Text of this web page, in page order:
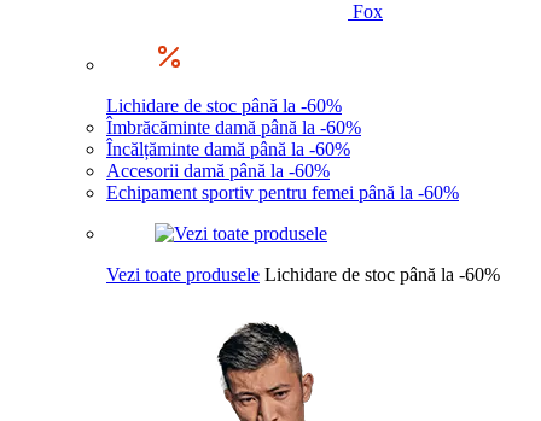
Fox
Lichidare de stoc până la -60%
Îmbrăcăminte damă până la -60%
Încălțăminte damă până la -60%
Accesorii damă până la -60%
Echipament sportiv pentru femei până la -60%
Vezi toate produsele Lichidare de stoc până la -60%